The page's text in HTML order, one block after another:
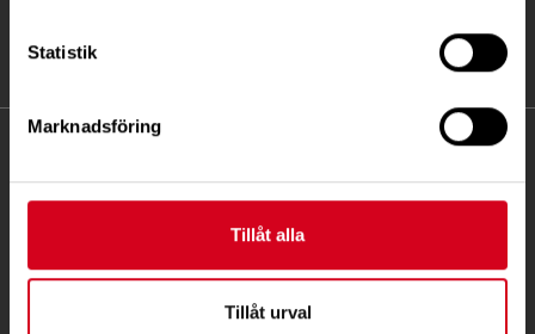
Statistik
Marknadsföring
Tillåt alla
Tillåt urval
Fatbursgatan 19, 118 28 STOCKHOLM
Telefon:08 - 720 29 40